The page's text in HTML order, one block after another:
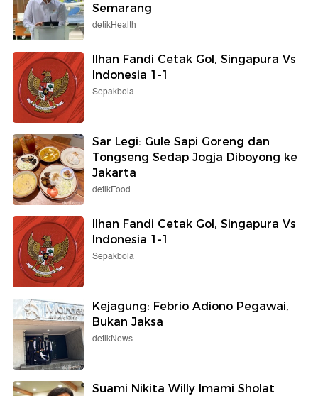
Semarang
detikHealth
Ilhan Fandi Cetak Gol, Singapura Vs
Indonesia 1-1
Sepakbola
Sar Legi: Gule Sapi Goreng dan
Tongseng Sedap Jogja Diboyong ke
Jakarta
detikFood
Ilhan Fandi Cetak Gol, Singapura Vs
Indonesia 1-1
Sepakbola
Kejagung: Febrio Adiono Pegawai,
Bukan Jaksa
detikNews
Suami Nikita Willy Imami Sholat